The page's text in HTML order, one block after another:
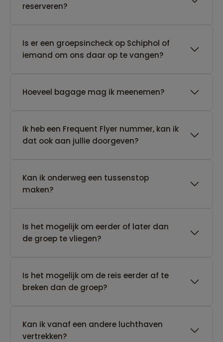
reserveren?
Is er een groepsincheck op Schiphol of
iemand om ons daar op te vangen?
Hoeveel bagage mag ik meenemen?
Ik heb een Frequent Flyer nummer, kan ik
dat ook aan jullie doorgeven?
Kan ik onderweg een tussenstop
maken?
Is het mogelijk om eerder of later dan
de groep te vliegen?
Is het mogelijk om de reis eerder af te
breken dan de groep?
Kan ik vanaf een andere luchthaven
vertrekken?